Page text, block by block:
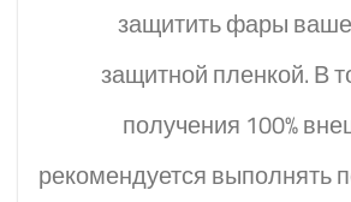
защитить фары
защитной пленкой. В
получения 100%
рекомендуется выполнять